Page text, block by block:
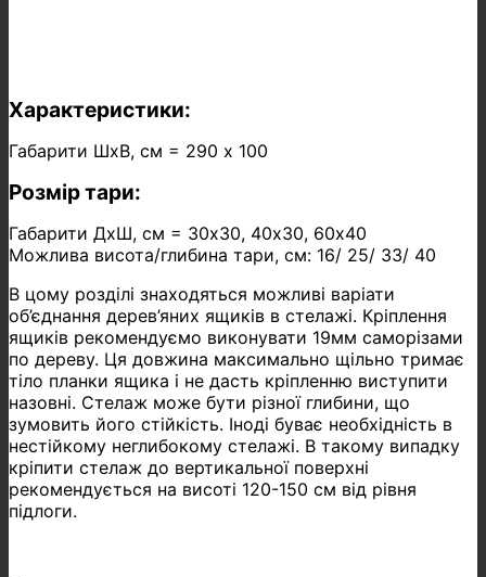
Характеристики:
Габарити ШхВ, см = 290 х 100
Розмір тари:
Габарити ДхШ, см = 30х30, 40х30, 60х40
Можлива висота/глибина тари, см: 16/ 25/ 33/ 40
В цому розділі знаходяться можливі варіати
об’єднання дерев’яних ящиків в стелажі. Кріплення
ящиків рекомендуємо виконувати 19мм саморізами
по дереву. Ця довжина максимально щільно тримає
тіло планки ящика і не дасть кріпленню виступити
назовні. Стелаж може бути різної глибини, що
зумовить його стійкість. Іноді буває необхідність в
нестійкому неглибокому стелажі. В такому випадку
кріпити стелаж до вертикальної поверхні
рекомендується на висоті 120-150 см від рівня
підлоги.